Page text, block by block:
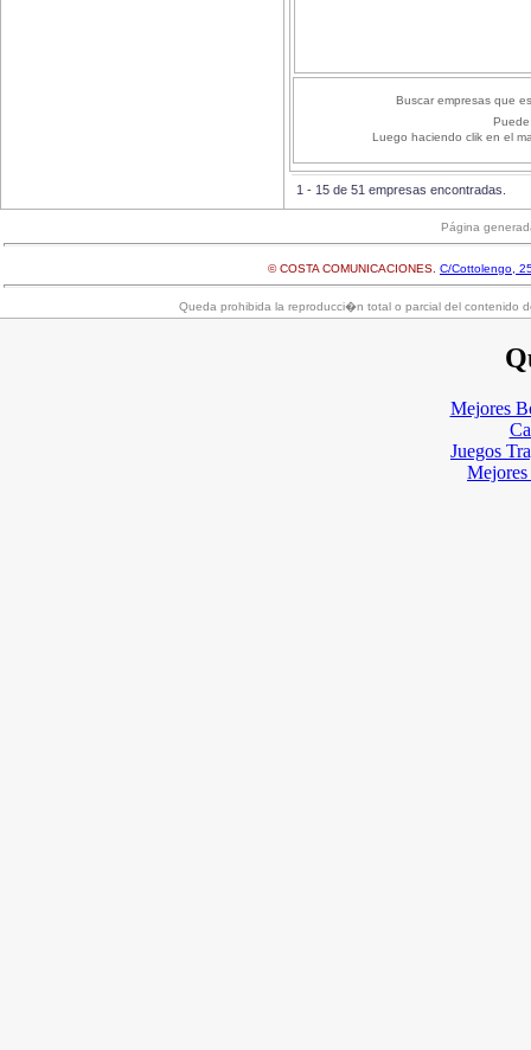
Buscar empresas que
Luego haciendo clik en el
1 - 15 de 51 empresas encontradas.
Página
© COSTA COMUNICACIONES. C/Cottolengo,
Queda prohibida la reproducci�n total o parcial del contenido
Mejores
Juegos